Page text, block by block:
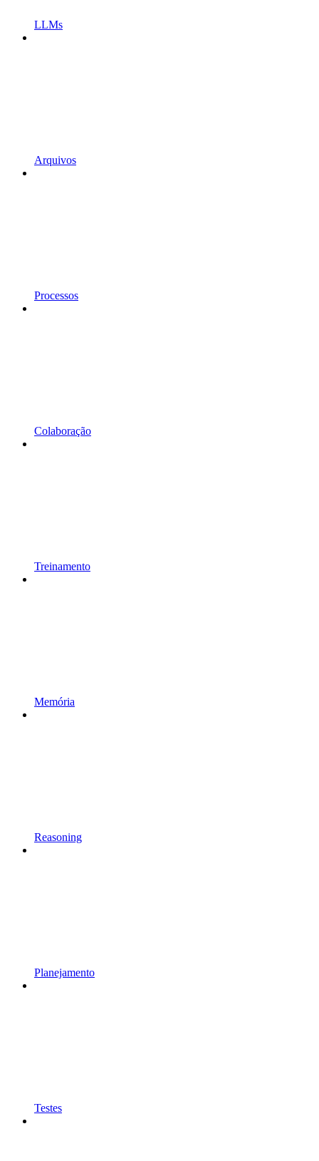
LLMs
Arquivos
Processos
Colaboração
Treinamento
Memória
Reasoning
Planejamento
Testes